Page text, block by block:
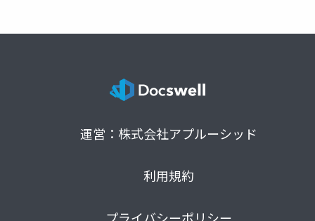
運営：株式会社アプルーシッド
利用規約
プライバシーポリシー